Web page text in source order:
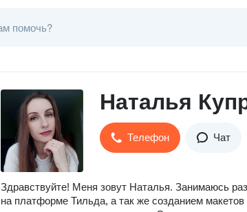
Наталья
Телефон Чат
Здравствуйте! Меня зовут Наталья. Занимаюсь
на платформе Тильда, а так же созданием макетов